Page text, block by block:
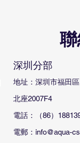
深圳分部
地址：深圳市福田
北座2007F4
電話：（86）
電郵：info@aqua-